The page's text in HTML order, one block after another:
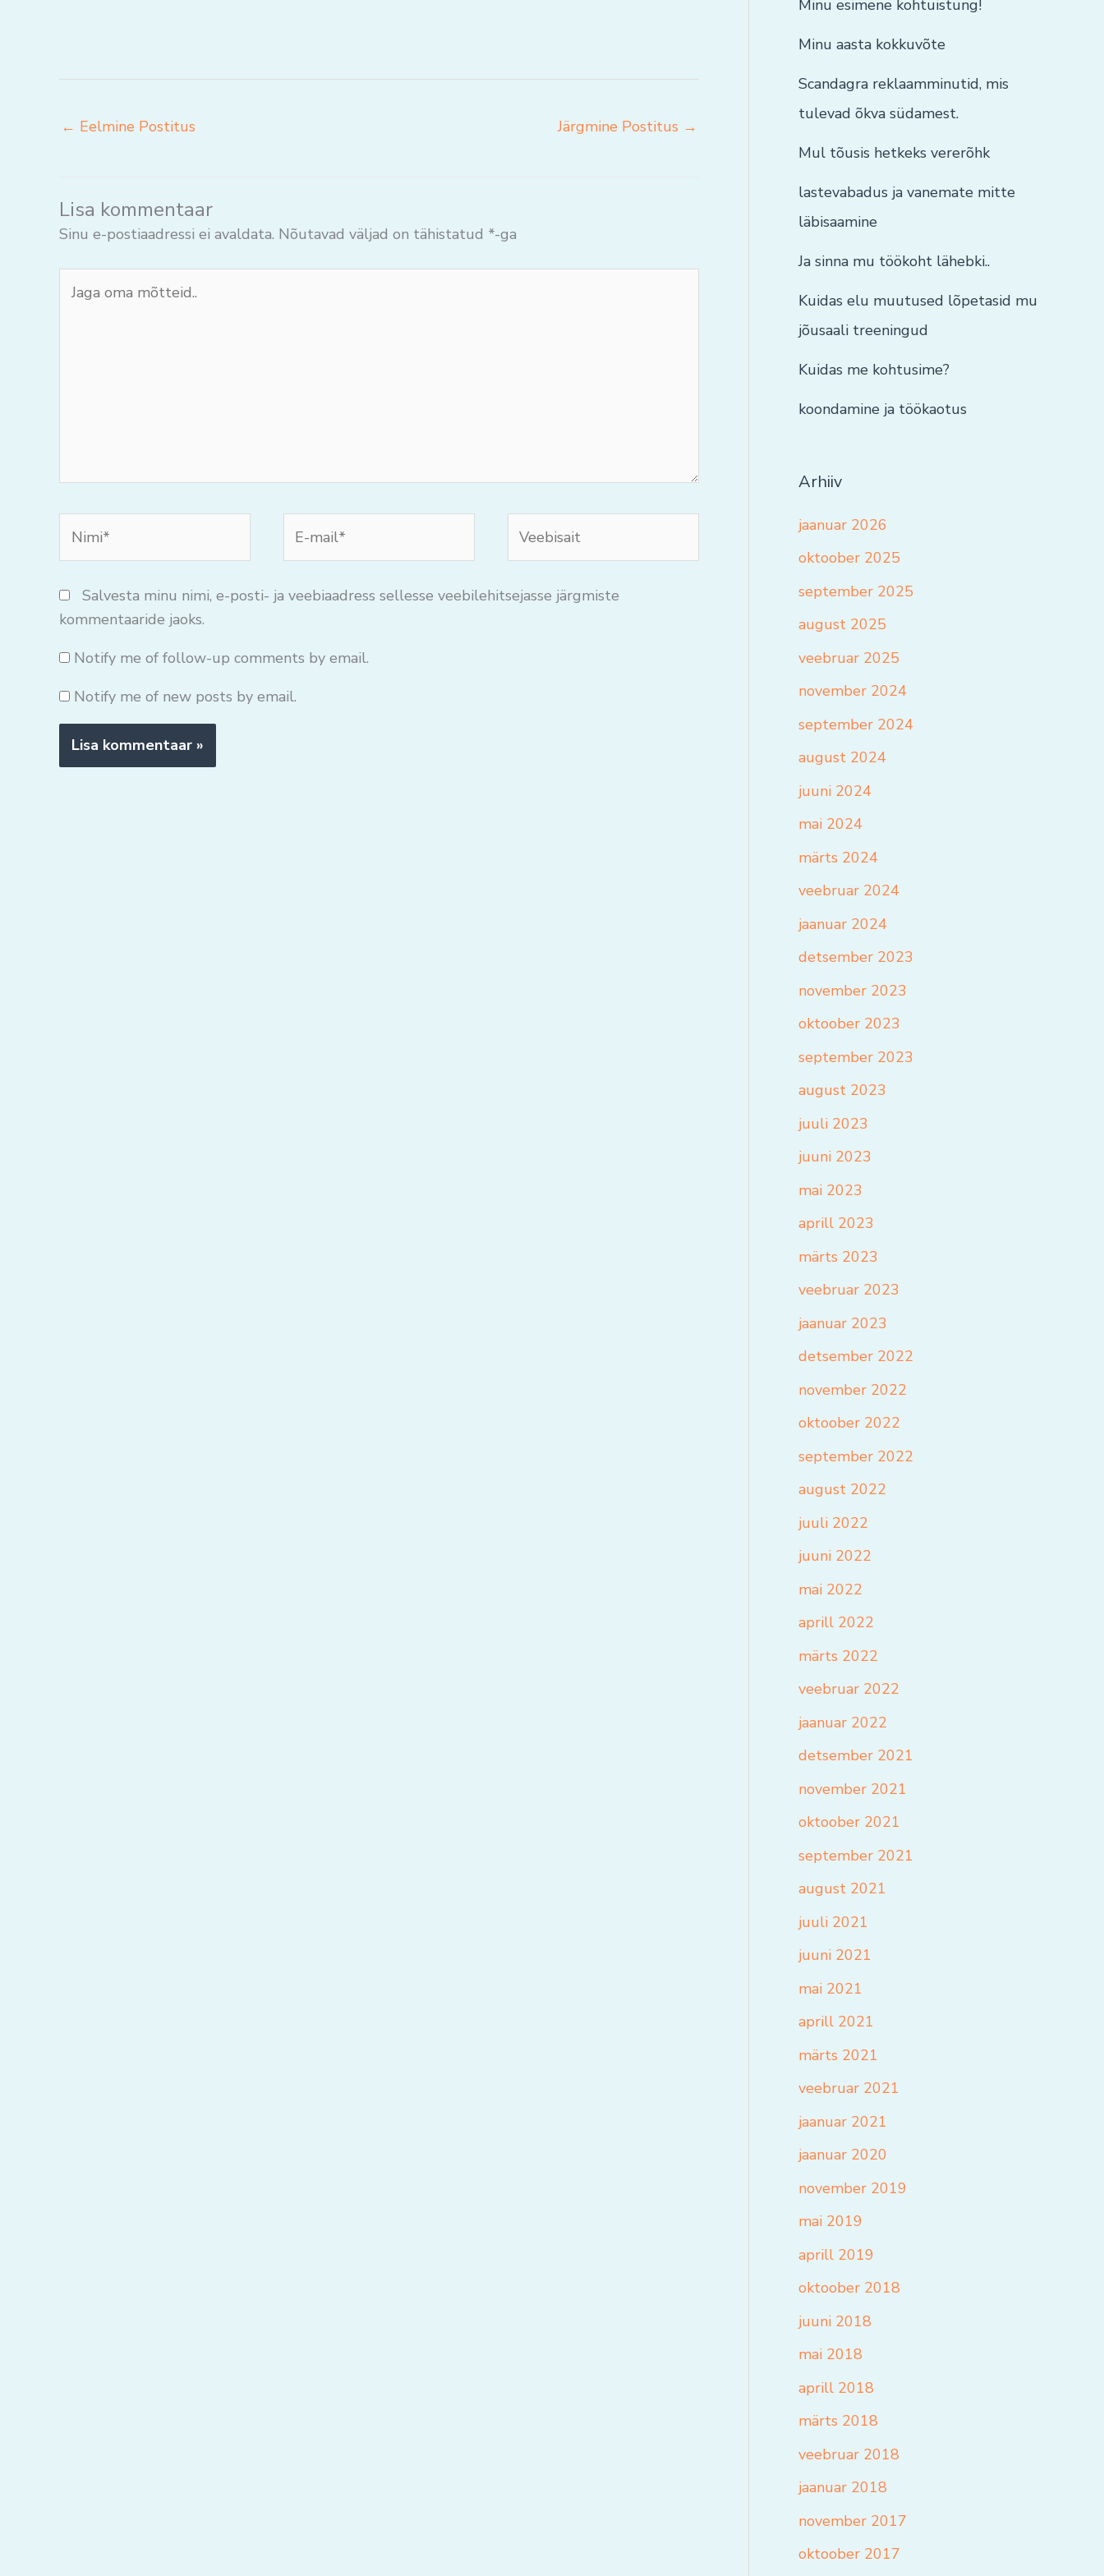
← Eelmine Postitus Järgmine Postitus →
Lisa kommentaar
Sinu e-postiaadressi ei avaldata. Nõutavad väljad on tähistatud *-ga
oma
mail*
Salvesta minu nimi, e-posti- ja veebiaadress sellesse veebilehitsejasse järgmiste
kommentaaride jaoks.
Notify me of follow-up comments by email.
Notify me of new posts by email.
Minu esimene kohtuistung!
Minu aasta kokkuvõte
Scandagra reklaamminutid, mis
tulevad õkva südamest.
Mul tõusis hetkeks vererõhk
lastevabadus ja vanemate mitte
läbisaamine
Ja sinna mu töökoht lähebki..
Kuidas elu muutused lõpetasid mu
jõusaali treeningud
Kuidas me kohtusime?
koondamine ja töökaotus
Arhiiv
jaanuar 2026
oktoober 2025
september 2025
august 2025
veebruar 2025
november 2024
september 2024
august 2024
juuni 2024
mai 2024
märts 2024
veebruar 2024
jaanuar 2024
detsember 2023
november 2023
oktoober 2023
september 2023
august 2023
juuli 2023
juuni 2023
mai 2023
aprill 2023
märts 2023
veebruar 2023
jaanuar 2023
detsember 2022
november 2022
oktoober 2022
september 2022
august 2022
juuli 2022
juuni 2022
mai 2022
aprill 2022
märts 2022
veebruar 2022
jaanuar 2022
detsember 2021
november 2021
oktoober 2021
september 2021
august 2021
juuli 2021
juuni 2021
mai 2021
aprill 2021
märts 2021
veebruar 2021
jaanuar 2021
jaanuar 2020
november 2019
mai 2019
aprill 2019
oktoober 2018
juuni 2018
mai 2018
aprill 2018
märts 2018
veebruar 2018
jaanuar 2018
november 2017
oktoober 2017